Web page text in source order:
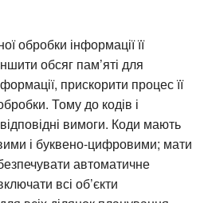
обробки інформації її
обсяг пам’яті для
прискорити процес її
Тому до кодів і
вимоги. Коди мають
і буквено-цифровими; мати
автоматичне
всі об’єкти